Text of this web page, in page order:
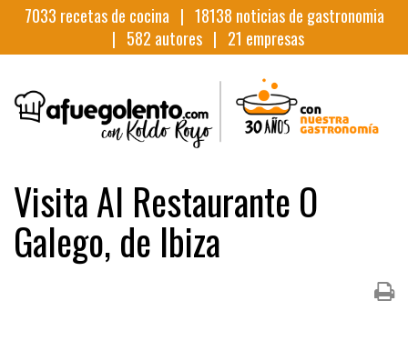
7033 recetas de cocina | 18138 noticias de gastronomia
| 582 autores | 21 empresas
Visita Al Restaurante O
Galego, de Ibiza